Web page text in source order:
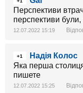
Перспективи
перспективи були,
12.07.2022 15:19
+1
Надія Колос
Яка перша
пишете
12.07.2022 15:25